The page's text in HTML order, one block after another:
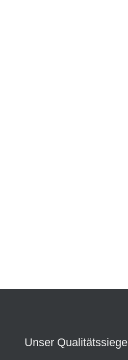
Unser Qualitätssiegel